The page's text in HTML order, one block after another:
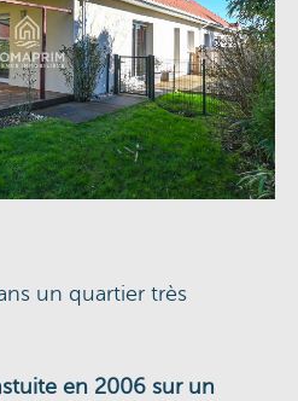
un quartier très
en 2006 sur un